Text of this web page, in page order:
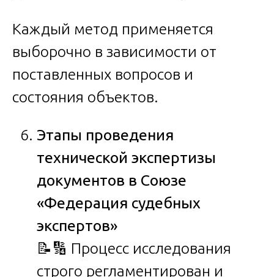
Каждый метод применяется
выборочно в зависимости от
поставленных вопросов и
состояния объектов.
Этапы проведения
технической экспертизы
документов в Союзе
«Федерация судебных
экспертов»
📝🔢 Процесс исследования
строго регламентирован и